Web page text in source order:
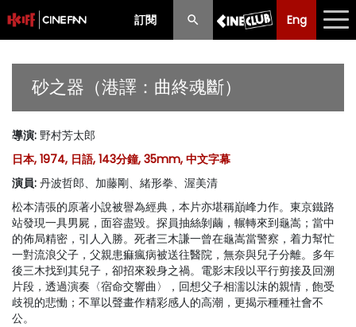
訂閱 Eng
Eng 中文
節目
購票須知
優惠計劃
前期節目
砂之器（港譯：曲終魂斷）
導演: 野村芳太郎
日本, 1974, 日語, 143分鐘, 35mm, 中文字幕
演員: 丹波哲郎、加藤剛、緒形拳、渥美清
松本清張的原著小說被譽為經典，本片亦堪稱巔峰力作。東京鐵路
站發現一具男屍，面容盡毀。探員抽絲剝繭，輾轉來到龜嵩；當中
的佈局精密，引人入勝。死者三木謙一曾在龜嵩當警察，着力幫忙
一對流浪父子，父親患痲瘋病被送往醫院，無奈與兒子分離。多年
後三木找到其兒子，卻招來殺身之禍。電影末段以平行剪接及回溯
片段，透過演奏〈宿命交響曲〉，回想父子相濡以沫的親情，飽受
歧視的悲慟；不單以聲畫作精彩感人的高潮，更揭示種種社會不
公。